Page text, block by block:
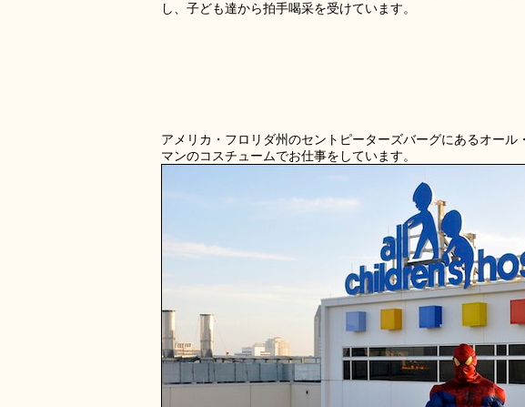
し、子ども達から拍手喝采を受けています。
アメリカ・フロリダ州のセントピーターズバーグにあるオー
マンのコスチュームでお仕事をしています。